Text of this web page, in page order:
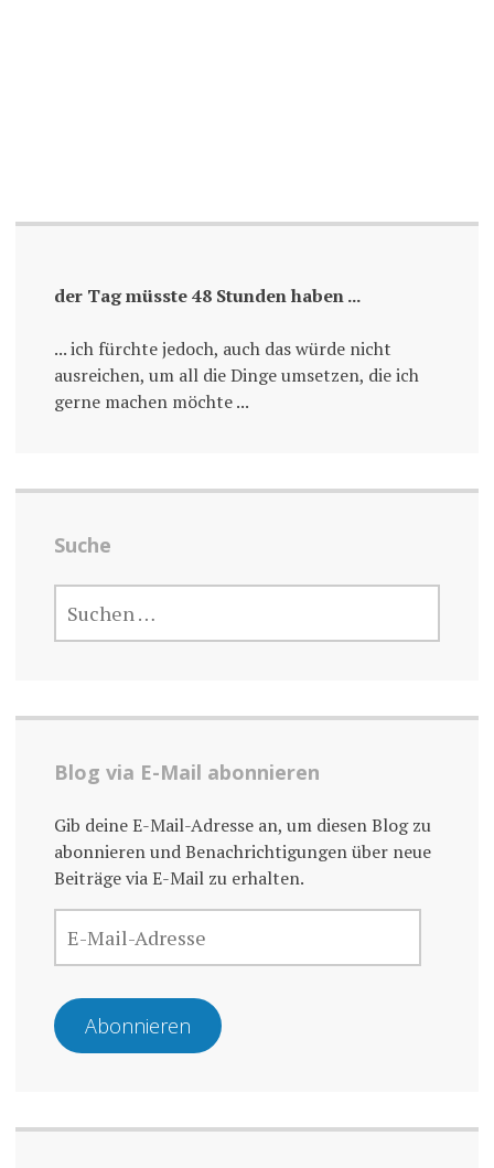
der Tag müsste 48 Stunden haben ...
... ich fürchte jedoch, auch das würde nicht
ausreichen, um all die Dinge umsetzen, die ich
gerne machen möchte ...
Suche
NACH:
Blog via E-Mail abonnieren
Gib deine E-Mail-Adresse an, um diesen Blog zu
abonnieren und Benachrichtigungen über neue
Beiträge via E-Mail zu erhalten.
MAIL-
ADRESSE
Abonnieren